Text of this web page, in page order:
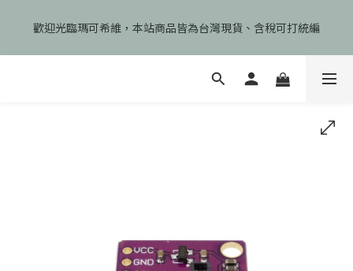
享99元免運卷！
歡迎光臨瑪可希維，本站商品皆為台灣現貨、含稅可打統編
🎉慶開幕🎉期間限定註冊會員即享199元免運、會員首次下單加碼